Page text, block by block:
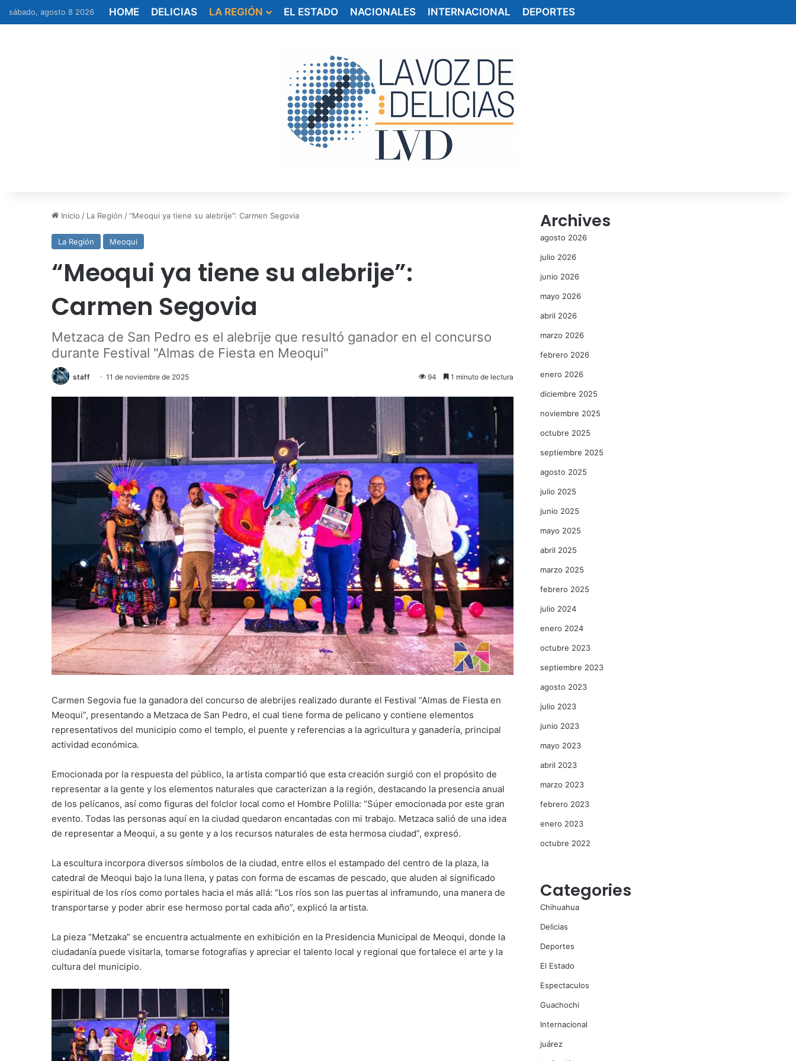
sábado, agosto 8 2026 HOME DELICIAS LA REGIÓN EL ESTADO NACIONALES INTERNACIONAL DEPORTES
Inicio / La Región /“Meoqui ya tiene su alebrije”: Carmen Segovia
La Región Meoqui
“Meoqui ya tiene su alebrije”:
Carmen Segovia
Metzaca de San Pedro es el alebrije que resultó ganador en el concurso
durante Festival "Almas de Fiesta en Meoqui"
staff 11 de noviembre de 2025 94 1 minuto de lectura
Carmen Segovia fue la ganadora del concurso de alebrijes realizado durante el Festival “Almas de Fiesta en
Meoqui”, presentando a Metzaca de San Pedro, el cual tiene forma de pelicano y contiene elementos
representativos del municipio como el templo, el puente y referencias a la agricultura y ganadería, principal
actividad económica.
Emocionada por la respuesta del público, la artista compartió que esta creación surgió con el propósito de
representar a la gente y los elementos naturales que caracterizan a la región, destacando la presencia anual
de los pelícanos, así como figuras del folclor local como el Hombre Polilla: “Súper emocionada por este gran
evento. Todas las personas aquí en la ciudad quedaron encantadas con mi trabajo. Metzaca salió de una idea
de representar a Meoqui, a su gente y a los recursos naturales de esta hermosa ciudad”, expresó.
La escultura incorpora diversos símbolos de la ciudad, entre ellos el estampado del centro de la plaza, la
catedral de Meoqui bajo la luna llena, y patas con forma de escamas de pescado, que aluden al significado
espiritual de los ríos como portales hacia el más allá: “Los ríos son las puertas al inframundo, una manera de
transportarse y poder abrir ese hermoso portal cada año”, explicó la artista.
La pieza “Metzaka” se encuentra actualmente en exhibición en la Presidencia Municipal de Meoqui, donde la
ciudadanía puede visitarla, tomarse fotografías y apreciar el talento local y regional que fortalece el arte y la
cultura del municipio.
Archives
agosto 2026
julio 2026
junio 2026
mayo 2026
abril 2026
marzo 2026
febrero 2026
enero 2026
diciembre 2025
noviembre 2025
octubre 2025
septiembre 2025
agosto 2025
julio 2025
junio 2025
mayo 2025
abril 2025
marzo 2025
febrero 2025
julio 2024
enero 2024
octubre 2023
septiembre 2023
agosto 2023
julio 2023
junio 2023
mayo 2023
abril 2023
marzo 2023
febrero 2023
enero 2023
octubre 2022
Categories
Chihuahua
Delicias
Deportes
El Estado
Espectaculos
Guachochi
Internacional
juárez